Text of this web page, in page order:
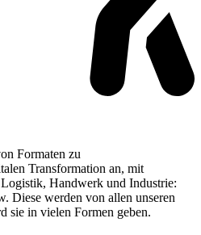
Formaten zu
Transformation an, mit
Handwerk und Industrie:
Diese werden von allen unseren
sie in vielen Formen geben.